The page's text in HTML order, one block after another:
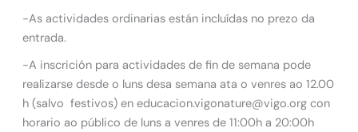
-As actividades ordinarias están incluídas no prezo da
entrada.
-A inscrición para actividades de fin de semana pode
realizarse desde o luns desa semana ata o venres ao 12.00
h (salvo festivos) en educacion.vigonature@vigo.org con
horario ao público de luns a venres de 11:00h a 20:00h